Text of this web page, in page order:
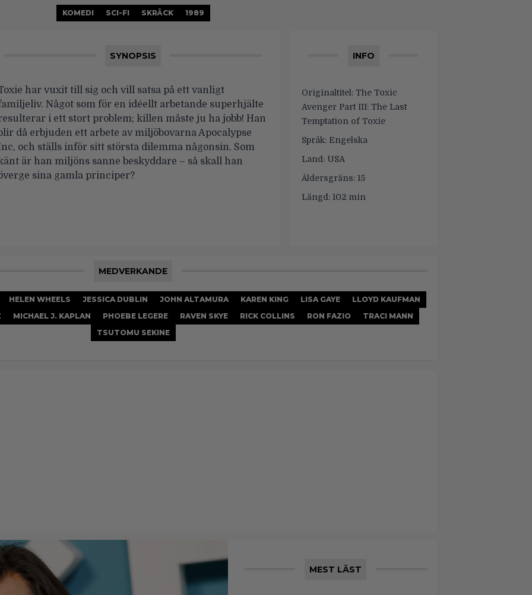
KOMEDI SCI-FI SKRÄCK 1989
SYNOPSIS
har vuxit till sig och vill satsa på ett vanligt
Något som för en idéellt arbetande superhjälte
i ett stort problem; killen måste ju ha jobb! Han
då erbjuden ett arbete av miljöbovarna Apocalypse
och ställs inför sitt största dilemma någonsin. Som
är han miljöns sanne beskyddare – så skall han
sina gamla principer?
INFO
Originaltitel: The Toxic
Avenger Part III: The Last
Temptation of Toxie
Språk: Engelska
Land: USA
Åldersgräns: 15
Längd: 102 min
MEDVERKANDE
HELEN WHEELS JESSICA DUBLIN JOHN ALTAMURA KAREN KING LISA GAYE
LLOYD KAUFMAN
MICHAEL J. KAPLAN PHOEBE LEGERE RAVEN SKYE RICK COLLINS RON FAZIO
TRACI MANN
TSUTOMU SEKINE
MEST LÄST